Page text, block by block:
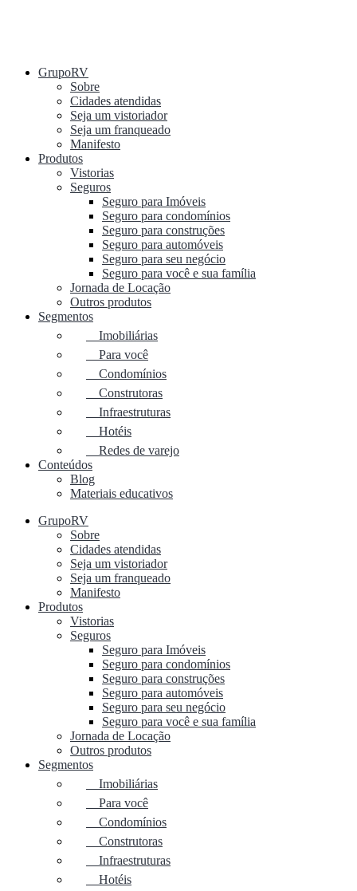
GrupoRV
Sobre
Cidades atendidas
Seja um vistoriador
Seja um franqueado
Manifesto
Produtos
Vistorias
Seguros
Seguro para Imóveis
Seguro para condomínios
Seguro para construções
Seguro para automóveis
Seguro para seu negócio
Seguro para você e sua família
Jornada de Locação
Outros produtos
Segmentos
Imobiliárias
Para você
Condomínios
Construtoras
Infraestruturas
Hotéis
Redes de varejo
Conteúdos
Blog
Materiais educativos
GrupoRV
Sobre
Cidades atendidas
Seja um vistoriador
Seja um franqueado
Manifesto
Produtos
Vistorias
Seguros
Seguro para Imóveis
Seguro para condomínios
Seguro para construções
Seguro para automóveis
Seguro para seu negócio
Seguro para você e sua família
Jornada de Locação
Outros produtos
Segmentos
Imobiliárias
Para você
Condomínios
Construtoras
Infraestruturas
Hotéis